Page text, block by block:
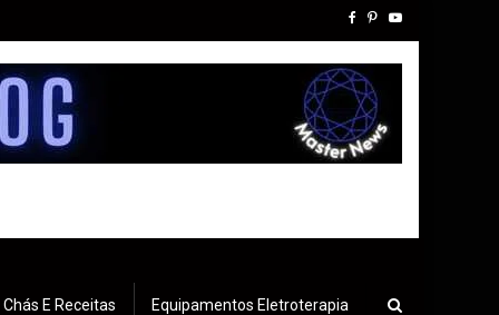
Chás E Receitas Equipamentos Eletroterapia